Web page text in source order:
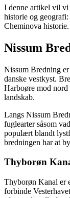
I denne artikel vil vi
historie og
Cheminova historie.
Nissum
Nissum Bredning
danske vestkyst.
Harboøre mod
landskab.
Langs Nissum
fuglearter såsom
populært blandt
bredningen har at
Thyborøn
Thyborøn Kanal er
forbinde